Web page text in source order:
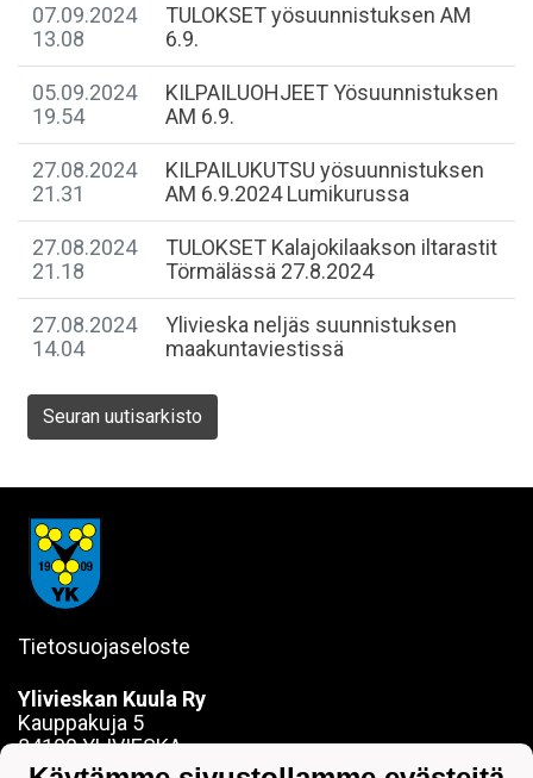
07.09.2024
13.08
TULOKSET yösuunnistuksen AM
6.9.
05.09.2024
19.54
KILPAILUOHJEET Yösuunnistuksen
AM 6.9.
27.08.2024
21.31
KILPAILUKUTSU yösuunnistuksen
AM 6.9.2024 Lumikurussa
27.08.2024
21.18
TULOKSET Kalajokilaakson iltarastit
Törmälässä 27.8.2024
27.08.2024
14.04
​Ylivieska neljäs suunnistuksen
maakuntaviestissä
Seuran uutisarkisto
Tietosuojaseloste
Ylivieskan Kuula Ry
Kauppakuja 5
84100 YLIVIESKA
sanna.jokela@ylivieskankuula.fi